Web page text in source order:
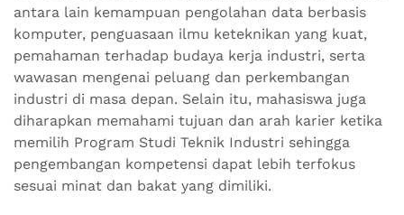
antara lain kemampuan pengolahan data berbasis
komputer, penguasaan ilmu keteknikan yang kuat,
pemahaman terhadap budaya kerja industri, serta
wawasan mengenai peluang dan perkembangan
industri di masa depan. Selain itu, mahasiswa juga
diharapkan memahami tujuan dan arah karier ketika
memilih Program Studi Teknik Industri sehingga
pengembangan kompetensi dapat lebih terfokus
sesuai minat dan bakat yang dimiliki.